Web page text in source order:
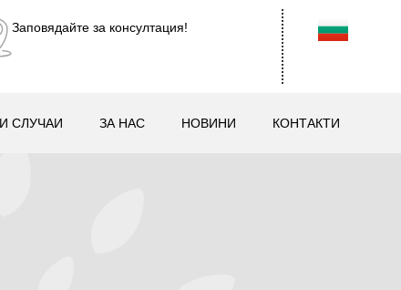
Заповядайте за консултация!
СЛУЧАИ ЗА НАС НОВИНИ КОНТАКТИ